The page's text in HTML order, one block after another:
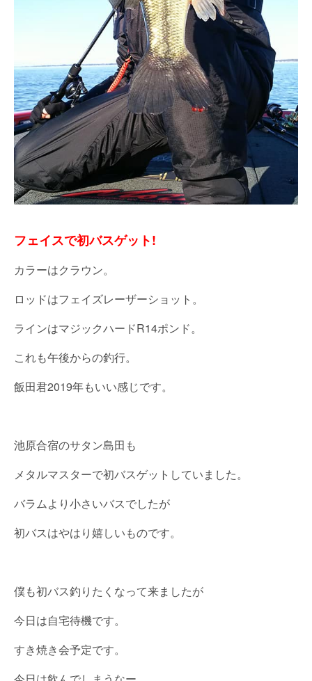
フェイスで初バスゲット!
カラーはクラウン。
ロッドはフェイズレーザーショット。
ラインはマジックハードR14ポンド。
これも午後からの釣行。
飯田君2019年もいい感じです。
池原合宿のサタン島田も
メタルマスターで初バスゲットしていました。
バラムより小さいバスでしたが
初バスはやはり嬉しいものです。
僕も初バス釣りたくなって来ましたが
今日は自宅待機です。
すき焼き会予定です。